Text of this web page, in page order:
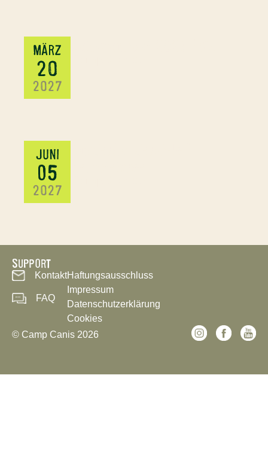
MÄRZ
20
2027
JUNI
05
2027
SUPPORT
Kontakt
FAQ
Haftungsausschluss
Impressum
Datenschutzerklärung
Cookies
© Camp Canis 2026